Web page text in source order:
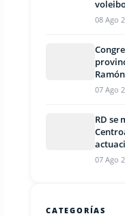
08 Ago
07 Ago
RD se
07 Ago
CATEGORÍAS